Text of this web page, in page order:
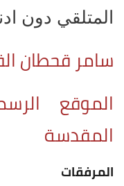
المتلقي دون
سامر قحطان
الموقع
المقدسة
المرفقات